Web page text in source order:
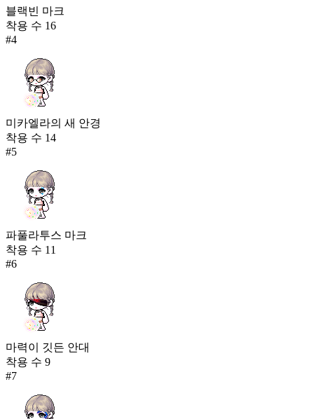
블랙빈 마크
착용 수 16
#4
미카엘라의 새 안경
착용 수 14
#5
파풀라투스 마크
착용 수 11
#6
마력이 깃든 안대
착용 수 9
#7